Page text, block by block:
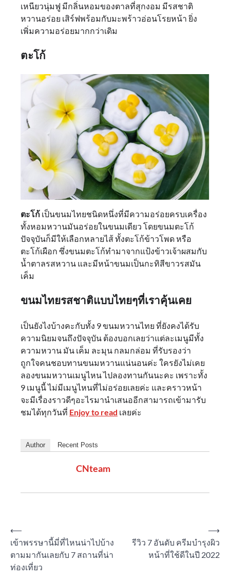
เหนียวนุ่มฟู มีกลิ่นหอมของตาลที่สุกงอม มีรสชาติ
หวานอร่อย เสิร์ฟพร้อมกับมะพร้าวอ่อนโรยหน้า ยิ่ง
เพิ่มความอร่อยมากกว่าเดิม
ตะโก้
ตะโก้ เป็นขนมไทยชนิดหนึ่งที่มีความอร่อยครบเครื่อง
ทั้งหอมหวานมันอร่อยในขนมเดียว โดยขนมตะโก้
ปัจจุบันก็มีให้เลือกหลายไส้ ทั้งตะโก้ข้าวโพด หรือ
ตะโก้เผือก ซึ่งขนมตะโก้ทำมาจากแป้งข้าวเจ้าผสมกับ
น้ำตาลรสหวาน และมีหน้าขนมเป็นกะทิสีขาวรสมัน
เค็ม
ขนมไทยรสชาติแบบไทยๆที่เราคุ้นเคย
เป็นยังไงบ้างคะกับทั้ง 9 ขนมหวานไทย ที่ยังคงได้รับ
ความนิยมจนถึงปัจจุบัน ต้องบอกเลยว่าแต่ละเมนูมีทั้ง
ความหวาน มัน เค็ม ละมุน กลมกล่อม ที่รับรองว่า
ถูกใจคนชอบทานขนมหวานแน่นอนค่ะ ใครยังไม่เคย
ลองขนมหวานเมนูไหน ไปลองทานกันนะคะ เพราะทั้ง
9 เมนูนี้ ไม่มีเมนูไหนที่ไม่อร่อยเลยค่ะ และคราวหน้า
จะมีเรื่องราวดีๆอะไรมานำเสนออีกสามารถเข้ามารับ
ชมได้ทุกวันที่ Enjoy to read เลยค่ะ
Author Recent Posts
CNteam
Post
navigation
⟵
เข้าพรรษานี้มี่ที่ไหนน่าไปบ้าง
ตามมากันเลยกับ 7 สถานที่น่า
ท่องเที่ยว
รีวิว 7 อันดับ ครีมบำรุงผิว
หน้าที่ใช้ดีในปี 2022
⟶